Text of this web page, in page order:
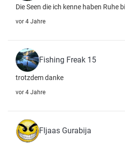
Die Seen die ich kenne haben Ruhe
vor 4 Jahre
Fishing Freak 15
trotzdem danke
vor 4 Jahre
Fljaas Gurabija